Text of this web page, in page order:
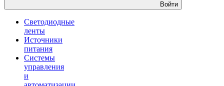
Войти
Светодиодные
ленты
Источники
питания
Системы
управления
и